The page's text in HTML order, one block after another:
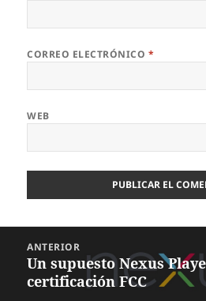
CORREO ELECTRÓNICO *
WEB
entradas
ANTERIOR
Entrada
anterior:
Un supuesto Nexus
certificación FCC